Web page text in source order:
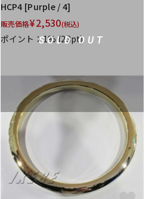
SOLD OUT
HCP4 [Purple / 4]
販売価格¥2,530(税込)
ポイント：1%(23pt)